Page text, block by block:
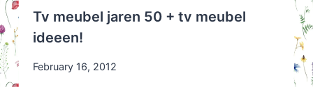
Tv meubel jaren 50 + tv meubel
ideeen!
February 16, 2012